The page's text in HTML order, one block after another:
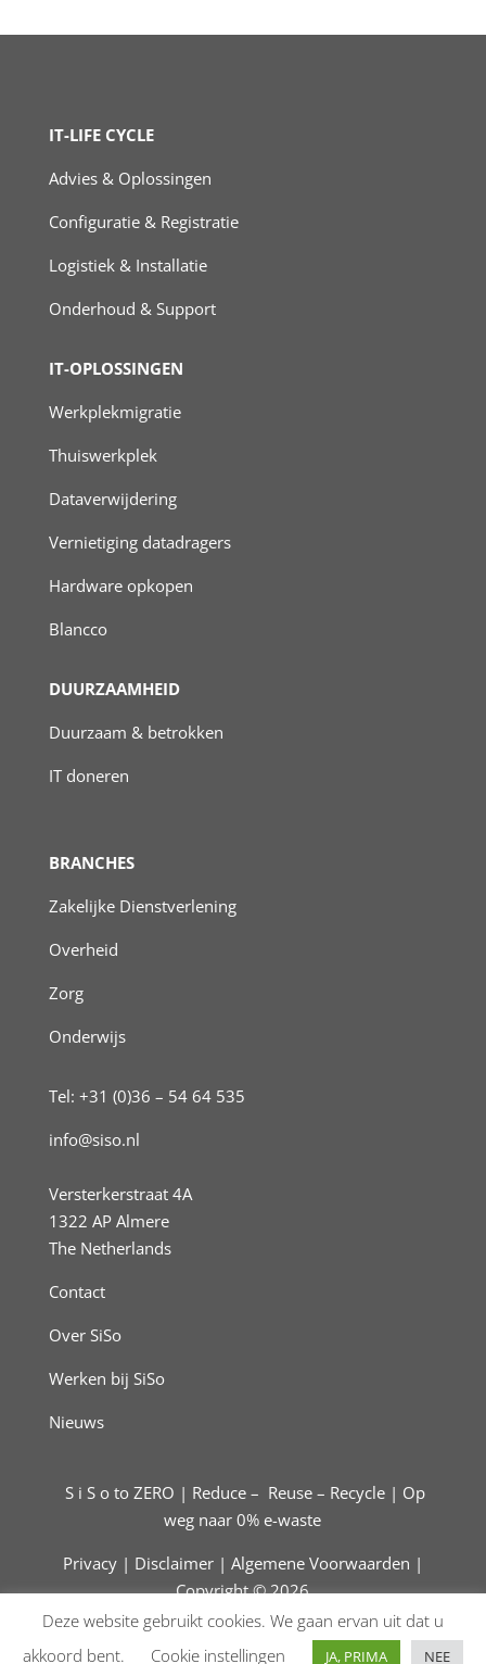
IT-LIFE CYCLE
Advies & Oplossingen
Configuratie & Registratie
Logistiek & Installatie
Onderhoud & Support
IT-OPLOSSINGEN
Werkplekmigratie
Thuiswerkplek
Dataverwijdering
Vernietiging datadragers
Hardware opkopen
Blancco
DUURZAAMHEID
Duurzaam & betrokken
IT doneren
BRANCHES
Zakelijke Dienstverlening
Overheid
Zorg
Onderwijs
Tel: +31 (0)36 – 54 64 535
info@siso.nl
Versterkerstraat 4A
1322 AP Almere
The Netherlands
Contact
Over SiSo
Werken bij SiSo
Nieuws
S i S o to ZERO | Reduce – Reuse – Recycle | Op
weg naar 0% e-waste
Privacy | Disclaimer | Algemene Voorwaarden |
Copyright © 2026
Deze website gebruikt cookies. We gaan ervan uit dat u
akkoord bent.
Cookie instellingen JA, PRIMA NEE